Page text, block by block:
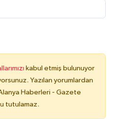
kabul etmiş bulunuyor
Yazılan yorumlardan
Haberleri - Gazete
tutulamaz.